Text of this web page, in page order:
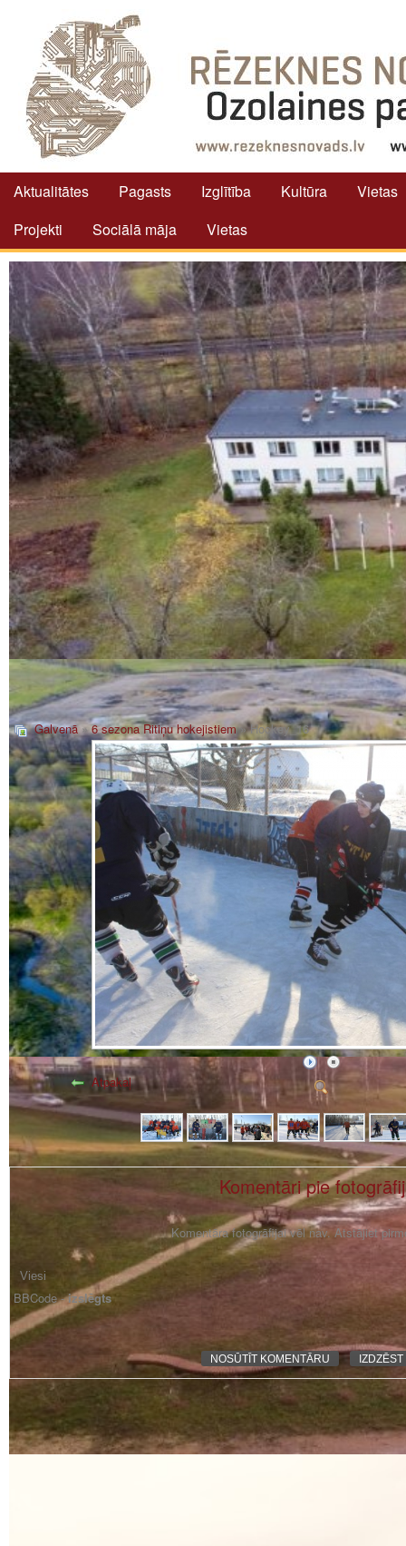
Aktualitātes Pagasts Izglītība Kultūra
Vietas
Projekti
Sociālā māja Vietas
Galvenā»6 sezona Ritiņu hokejistiem» Hockey_16
Atpakaļ
Komentāri pie
Komentāra fotogrāfijai vēl nav. Atstājiet
BBCode -izslēgts